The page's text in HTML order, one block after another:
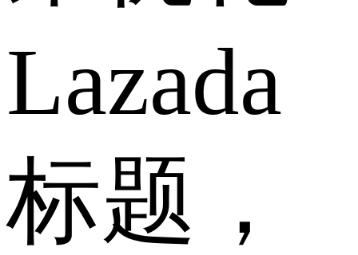
Lazada
标题，